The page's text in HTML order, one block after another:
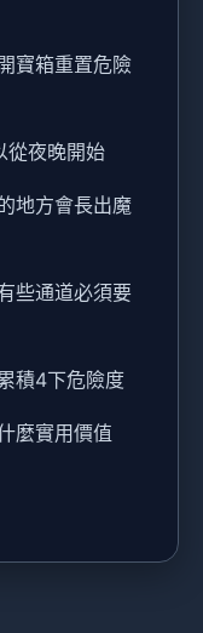
寶箱重置危險
從夜晚開始
地方會長出魔
些通道必須要
積4下危險度
麼實用價值